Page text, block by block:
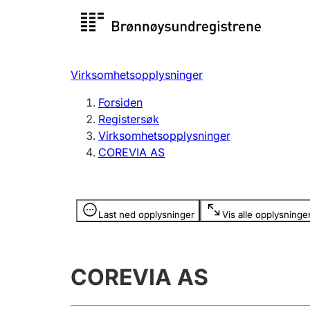
Registersøk
Registrere, endre, slette
Virksomhetsopplysninger
Forsiden
Registersøk
Virksomhetsopplysninger
COREVIA AS
Last ned opplysninger Vis alle
Opplysninger er skjult
COREVIA AS